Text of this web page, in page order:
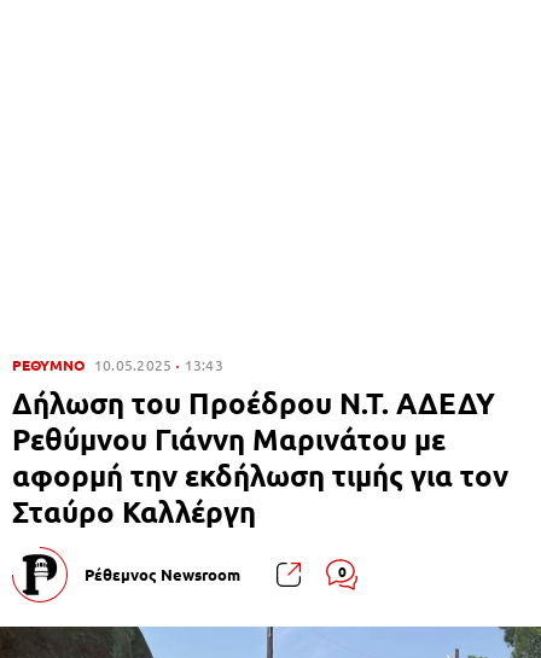
ΡΕΘΥΜΝΟ 10.05.2025 13:43
Δήλωση του Προέδρου Ν.Τ. ΑΔΕΔΥ
Ρεθύμνου Γιάννη Μαρινάτου με
αφορμή την εκδήλωση τιμής για τον
Σταύρο Καλλέργη
Ρέθεμνος Newsroom 0